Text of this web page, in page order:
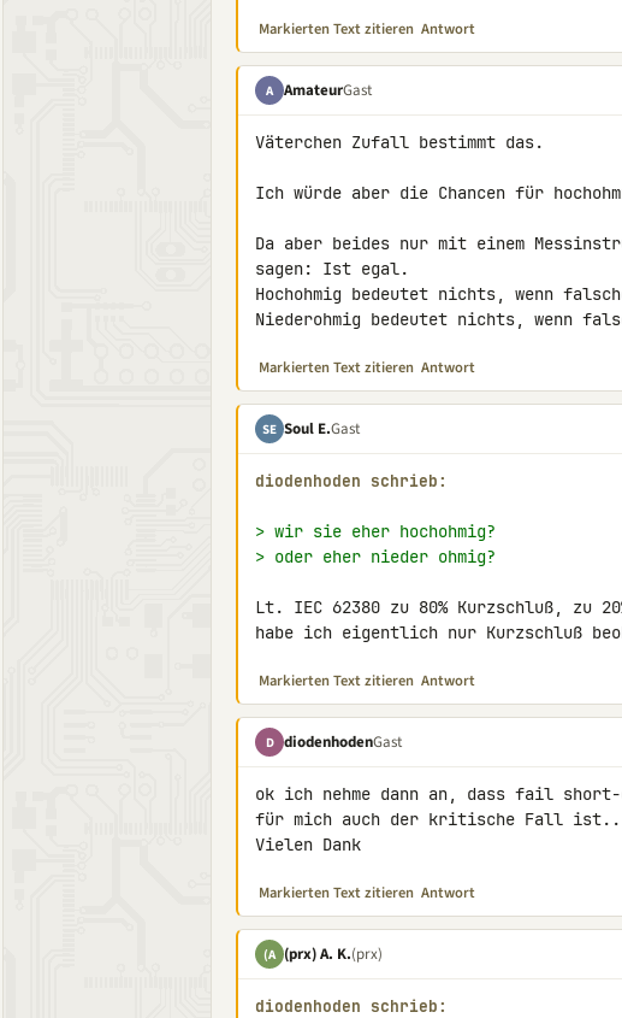
Markierten Text zitieren Antwort
A AmateurGast
Väterchen Zufall bestimmt das.
Ich würde aber die Chancen für
Da aber beides nur mit einem
sagen: Ist egal.
Hochohmig bedeutet nichts, wenn
Niederohmig bedeutet nichts, wenn
Markierten Text zitieren Antwort
SE Soul E.Gast
diodenhoden schrieb:
> wir sie eher hochohmig?
> oder eher nieder ohmig?
Lt. IEC 62380 zu 80% Kurzschluß, zu
habe ich eigentlich nur Kurzschluß
Markierten Text zitieren Antwort
D diodenhodenGast
ok ich nehme dann an, dass fail
für mich auch der kritische Fall
Vielen Dank
Markierten Text zitieren Antwort
(A (prx) A. K.(prx)
diodenhoden schrieb: